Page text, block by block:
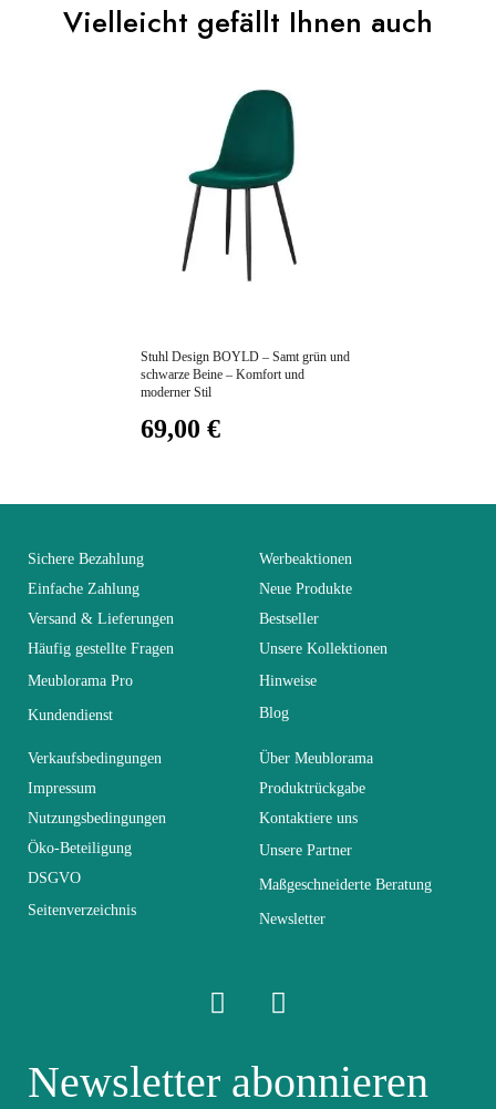
Erwachsener und
BOYLD
Lieferzeiten (Anz.
49x87x54
Abmessungen
Elektrisch Nicht elektrisch
Stapelbar
Leicht zu pflegen
Mikrofasertuch
Fest Nicht fixiert
Garantie 2 Jahre
87
Faltbar Nicht faltbar
You Must Login To Review
Vielleicht gefällt Ihnen auch
Stuhl Design BOYLD – Samt grün und
schwarze Beine – Komfort und
moderner Stil
69,00 €
Sichere Bezahlung
Einfache Zahlung
Versand & Lieferungen
Häufig gestellte Fragen
Meublorama Pro
Kundendienst
Werbeaktionen
Neue Produkte
Bestseller
Unsere Kollektionen
Hinweise
Blog
Verkaufsbedingungen
Impressum
Nutzungsbedingungen
Öko-Beteiligung
DSGVO
Seitenverzeichnis
Über Meublorama
Produktrückgabe
Kontaktiere uns
Unsere Partner
Maßgeschneiderte Beratung
Newsletter
Newsletter abonnieren